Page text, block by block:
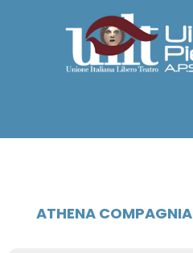
ATHENA COMPAGNIA